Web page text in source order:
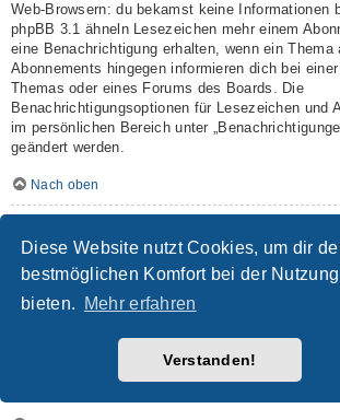
Diese Website nutzt Cookies, um dir
bestmöglichen Komfort bei der
bieten.
Mehr erfahren
Verstanden!
Web-Browsern: du bekamst keine Informationen
phpBB 3.1 ähneln Lesezeichen mehr einem
eine Benachrichtigung erhalten, wenn ein Thema
Abonnements hingegen informieren dich bei
Themas oder eines Forums des Boards. Die
Benachrichtigungsoptionen für Lesezeichen und
im persönlichen Bereich unter
geändert werden.
Nach oben
Wie kann ich ein Lesezeichen auf ein Thema
Thema abonnieren?
Du kannst ein Lesezeichen auf ein Thema
in dem du die entsprechende Option in den
auswählst, die sich normalerweise ober- und
benachrichtigen, sobald eine Antwort